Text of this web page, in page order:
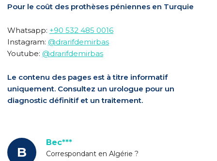
Pour le coût des prothèses péniennes en Turquie
Whatsapp: +90 532 485 0016
Instagram: @drarifdemirbas
Youtube: @drarifdemirbas
Le contenu des pages est à titre informatif
uniquement. Consultez un urologue pour un
diagnostic définitif et un traitement.
B
Bec***
Correspondant en Algérie ?